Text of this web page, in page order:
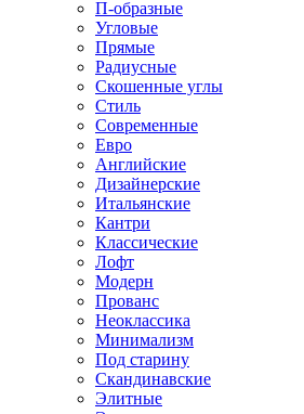
П-образные
Угловые
Прямые
Радиусные
Скошенные углы
Стиль
Современные
Евро
Английские
Дизайнерские
Итальянские
Кантри
Классические
Лофт
Модерн
Прованс
Неоклассика
Минимализм
Под старину
Скандинавские
Элитные